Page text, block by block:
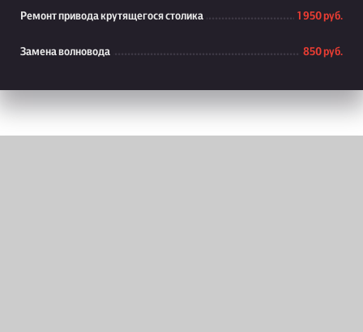
Ремонт привода крутящегося столика 1 950 руб.
Замена волновода 850 руб.